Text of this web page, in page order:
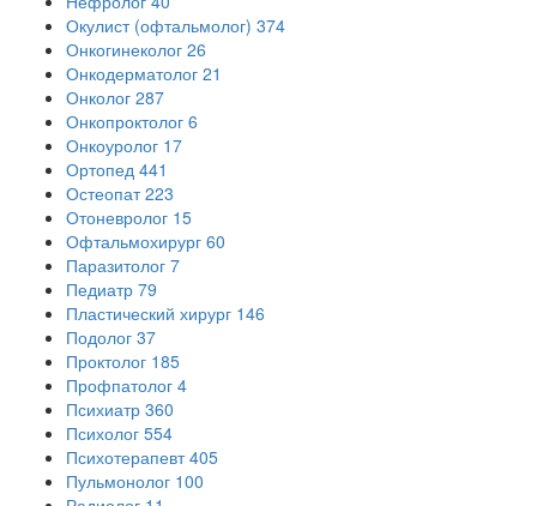
Окулист (офтальмолог) 374
Онкогинеколог 26
Онкодерматолог 21
Онколог 287
Онкопроктолог 6
Онкоуролог 17
Ортопед 441
Остеопат 223
Отоневролог 15
Офтальмохирург 60
Паразитолог 7
Педиатр 79
Пластический хирург 146
Подолог 37
Проктолог 185
Профпатолог 4
Психиатр 360
Психолог 554
Психотерапевт 405
Пульмонолог 100